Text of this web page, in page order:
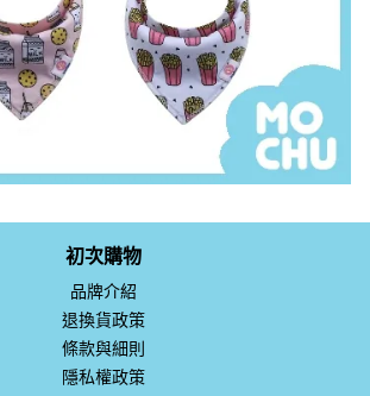
初次購物
品牌介紹
退換貨政策
條款與細則
隱私權政策